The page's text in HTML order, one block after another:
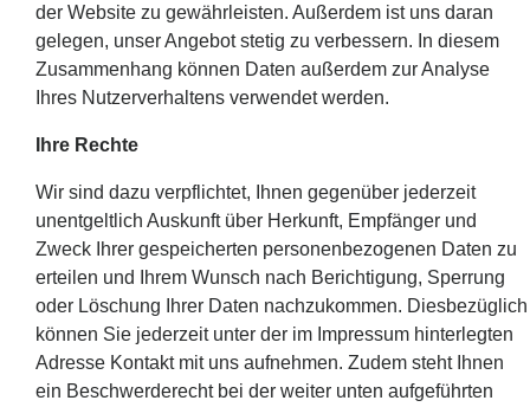
der Website zu gewährleisten. Außerdem ist uns daran
gelegen, unser Angebot stetig zu verbessern. In diesem
Zusammenhang können Daten außerdem zur Analyse
Ihres Nutzerverhaltens verwendet werden.
Ihre Rechte
Wir sind dazu verpflichtet, Ihnen gegenüber jederzeit
unentgeltlich Auskunft über Herkunft, Empfänger und
Zweck Ihrer gespeicherten personenbezogenen Daten zu
erteilen und Ihrem Wunsch nach Berichtigung, Sperrung
oder Löschung Ihrer Daten nachzukommen. Diesbezüglich
können Sie jederzeit unter der im Impressum hinterlegten
Adresse Kontakt mit uns aufnehmen. Zudem steht Ihnen
ein Beschwerderecht bei der weiter unten aufgeführten